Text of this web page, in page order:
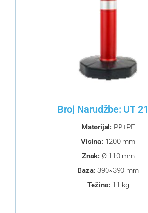
Broj Narudžbe: UT
Materijal: PP+PE
Visina: 1200 mm
Znak: Ø 110 mm
Baza: 390×390 mm
Težina: 11 kg